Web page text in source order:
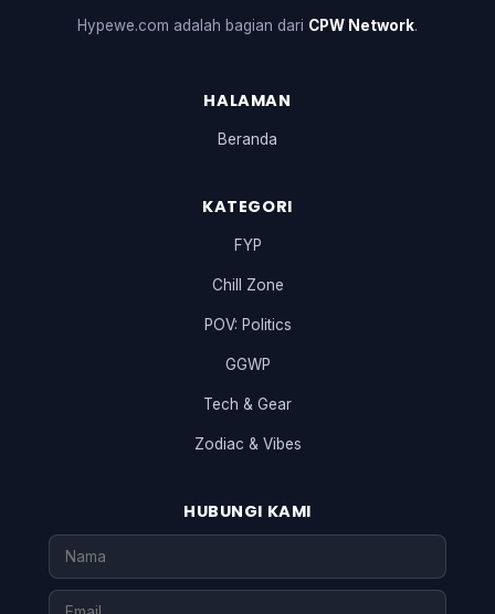
Hypewe.com adalah bagian dari CPW Network.
HALAMAN
Beranda
KATEGORI
FYP
Chill Zone
POV: Politics
GGWP
Tech & Gear
Zodiac & Vibes
HUBUNGI KAMI